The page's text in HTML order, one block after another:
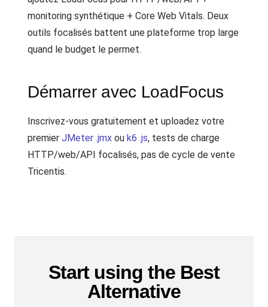
monitoring synthétique + Core Web Vitals. Deux
outils focalisés battent une plateforme trop large
quand le budget le permet.
Démarrer avec LoadFocus
Inscrivez-vous gratuitement et uploadez votre
premier JMeter .jmx ou k6 .js, tests de charge
HTTP/web/API focalisés, pas de cycle de vente
Tricentis.
Start using the Best
Alternative